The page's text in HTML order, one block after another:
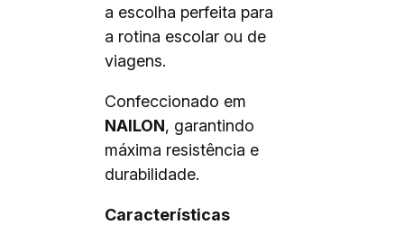
a escolha perfeita para
a rotina escolar ou de
viagens.
Confeccionado em
NAILON, garantindo
máxima resistência e
durabilidade.
Características